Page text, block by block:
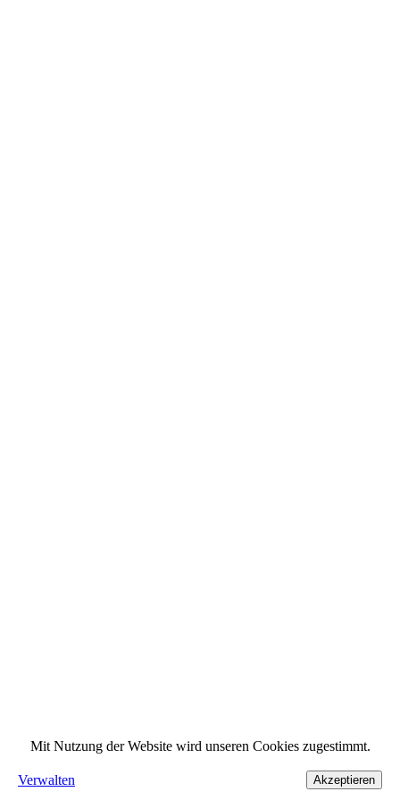
Mit Nutzung der Website wird unseren Cookies zugestimmt.
Verwalten Akzeptieren